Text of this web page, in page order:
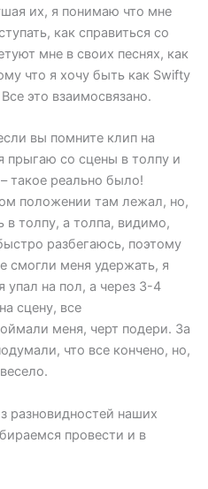
их, я понимаю что мне
как справиться со
мне в своих песнях, как
что я хочу быть как Swifty
это взаимосвязано.
вы помните клип на
прыгаю со сцены в толпу и
такое реально было!
положении там лежал, но,
в толпу, а толпа, видимо,
разбегаюсь, поэтому
смогли меня удержать, я
на пол, а через 3-4
сцену, все
меня, черт подери. За
что все кончено, но,
разновидностей наших
провести и в